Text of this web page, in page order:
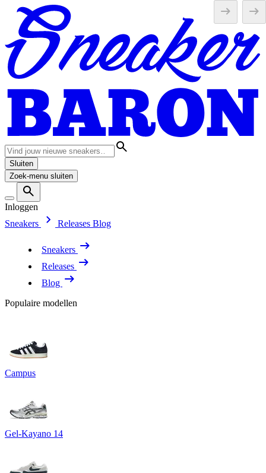
Sluiten
Zoek-menu sluiten
Inloggen
Sneakers
Releases Blog
Sneakers
Releases
Blog
Populaire modellen
Campus
Gel-Kayano 14